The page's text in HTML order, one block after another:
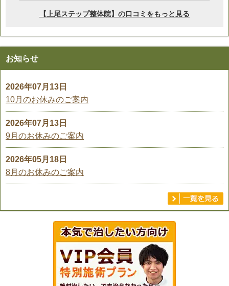
お知らせ
2026年07月13日
10月のお休みのご案内
2026年07月13日
9月のお休みのご案内
2026年05月18日
8月のお休みのご案内